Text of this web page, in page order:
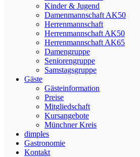
Kinder & Jugend
Damenmannschaft AK50
Herrenmannschaft
Herrenmannschaft AK50
Herrenmannschaft AK65
Damengruppe
Seniorengruppe
Samstagsgruppe
Gäste
Gästeinformation
Preise
Mitgliedschaft
Kursangebote
Münchner Kreis
dimples
Gastronomie
Kontakt